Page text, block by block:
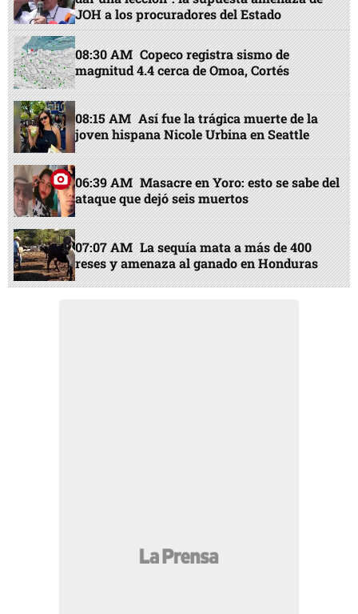
JOH a los procuradores del Estado
08:30 AM Copeco registra sismo de
magnitud 4.4 cerca de Omoa, Cortés
08:15 AM Así fue la trágica muerte de la
joven hispana Nicole Urbina en Seattle
06:39 AM Masacre en Yoro: esto se sabe del
ataque que dejó seis muertos
07:07 AM La sequía mata a más de 400
reses y amenaza al ganado en Honduras